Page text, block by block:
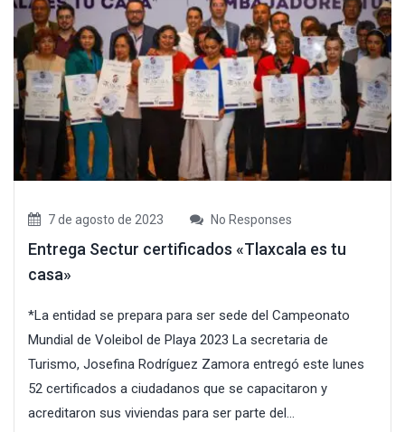
7 de agosto de 2023 No Responses
Entrega Sectur certificados «Tlaxcala es tu
casa»
*La entidad se prepara para ser sede del Campeonato
Mundial de Voleibol de Playa 2023 La secretaria de
Turismo, Josefina Rodríguez Zamora entregó este lunes
52 certificados a ciudadanos que se capacitaron y
acreditaron sus viviendas para ser parte del...